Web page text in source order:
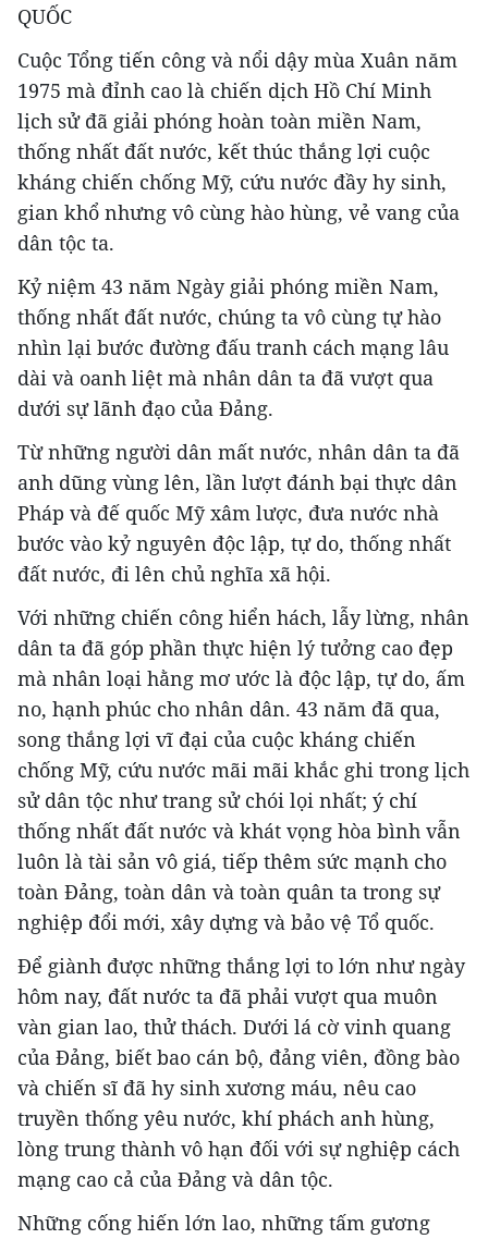
QUỐC
Cuộc Tổng tiến công và nổi dậy mùa Xuân năm
1975 mà đỉnh cao là chiến dịch Hồ Chí Minh
lịch sử đã giải phóng hoàn toàn miền Nam,
thống nhất đất nước, kết thúc thắng lợi cuộc
kháng chiến chống Mỹ, cứu nước đầy hy sinh,
gian khổ nhưng vô cùng hào hùng, vẻ vang của
dân tộc ta.
Kỷ niệm 43 năm Ngày giải phóng miền Nam,
thống nhất đất nước, chúng ta vô cùng tự hào
nhìn lại bước đường đấu tranh cách mạng lâu
dài và oanh liệt mà nhân dân ta đã vượt qua
dưới sự lãnh đạo của Đảng.
Từ những người dân mất nước, nhân dân ta đã
anh dũng vùng lên, lần lượt đánh bại thực dân
Pháp và đế quốc Mỹ xâm lược, đưa nước nhà
bước vào kỷ nguyên độc lập, tự do, thống nhất
đất nước, đi lên chủ nghĩa xã hội.
Với những chiến công hiển hách, lẫy lừng, nhân
dân ta đã góp phần thực hiện lý tưởng cao đẹp
mà nhân loại hằng mơ ước là độc lập, tự do, ấm
no, hạnh phúc cho nhân dân. 43 năm đã qua,
song thắng lợi vĩ đại của cuộc kháng chiến
chống Mỹ, cứu nước mãi mãi khắc ghi trong lịch
sử dân tộc như trang sử chói lọi nhất; ý chí
thống nhất đất nước và khát vọng hòa bình vẫn
luôn là tài sản vô giá, tiếp thêm sức mạnh cho
toàn Đảng, toàn dân và toàn quân ta trong sự
nghiệp đổi mới, xây dựng và bảo vệ Tổ quốc.
Để giành được những thắng lợi to lớn như ngày
hôm nay, đất nước ta đã phải vượt qua muôn
vàn gian lao, thử thách. Dưới lá cờ vinh quang
của Đảng, biết bao cán bộ, đảng viên, đồng bào
và chiến sĩ đã hy sinh xương máu, nêu cao
truyền thống yêu nước, khí phách anh hùng,
lòng trung thành vô hạn đối với sự nghiệp cách
mạng cao cả của Đảng và dân tộc.
Những cống hiến lớn lao, những tấm gương